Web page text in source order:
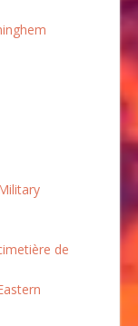
de